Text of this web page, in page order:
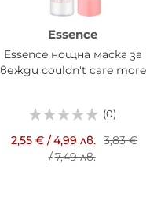
Essence
Essence нощна маска за
вежди couldn't care more
(0)
2,55 € /4,99 лв. 3,83 €
/7,49 лв.